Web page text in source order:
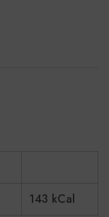
143 kCal